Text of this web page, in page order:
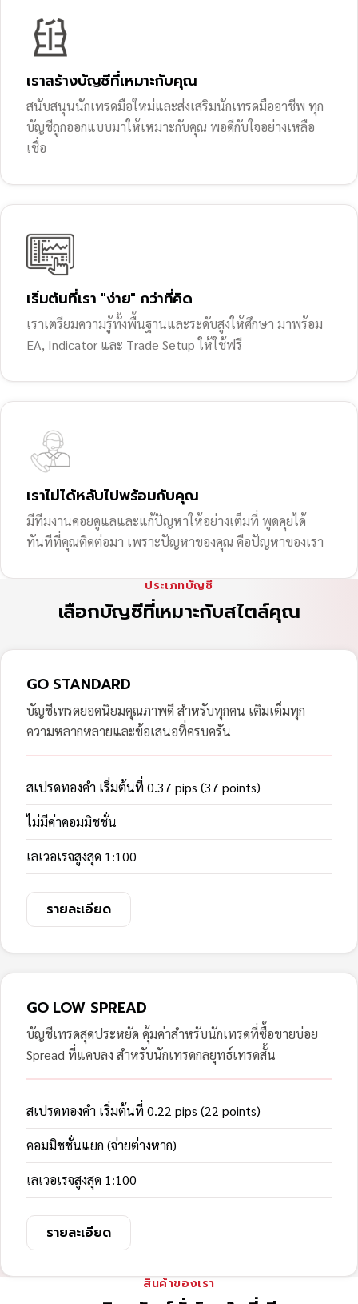
เราสร้างบัญชีที่เหมาะกับคุณ
สนับสนุนนักเทรดมือใหม่และส่งเสริมนักเทรดมืออาชีพ ทุก
บัญชีถูกออกแบบมาให้เหมาะกับคุณ พอดีกับใจอย่างเหลือ
เชื่อ
เริ่มต้นที่เรา "ง่าย" กว่าที่คิด
เราเตรียมความรู้ทั้งพื้นฐานและระดับสูงให้ศึกษา มาพร้อม
EA, Indicator และ Trade Setup ให้ใช้ฟรี
เราไม่ได้หลับไปพร้อมกับคุณ
มีทีมงานคอยดูแลและแก้ปัญหาให้อย่างเต็มที่ พูดคุยได้
ทันทีที่คุณติดต่อมา เพราะปัญหาของคุณ คือปัญหาของเรา
ประเภทบัญชี
เลือกบัญชีที่เหมาะกับสไตล์คุณ
GO STANDARD
บัญชีเทรดยอดนิยมคุณภาพดี สำหรับทุกคน เติมเต็มทุก
ความหลากหลายและข้อเสนอที่ครบครัน
สเปรดทองคำ เริ่มต้นที่ 0.37 pips (37 points)
ไม่มีค่าคอมมิชชั่น
เลเวอเรจสูงสุด 1:100
รายละเอียด
GO LOW SPREAD
บัญชีเทรดสุดประหยัด คุ้มค่าสำหรับนักเทรดที่ซื้อขายบ่อย
Spread ที่แคบลง สำหรับนักเทรดกลยุทธ์เทรดสั้น
สเปรดทองคำ เริ่มต้นที่ 0.22 pips (22 points)
คอมมิชชั่นแยก (จ่ายต่างหาก)
เลเวอเรจสูงสุด 1:100
รายละเอียด
สินค้าของเรา